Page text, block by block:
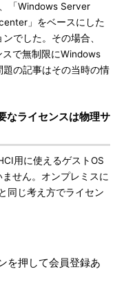
「Windows Server
」をベースにした
でした。その場合、
で無制限にWindows
の記事はその当時の情
ライセンスは物理サ
用に使えるゲストOS
せん。オンプレミスに
同じ考え方でライセン
を押して会員登録あ